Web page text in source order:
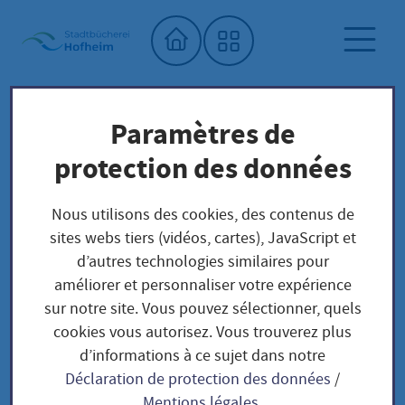
Accueil"
Bibliothèque municipale Offres numériques
NOUVEAU : kompreno
NOUVEAU : kompreno
kompreno
Paramètres de
protection des données
Nous utilisons des cookies, des contenus de
sites webs tiers (vidéos, cartes), JavaScript et
d’autres technologies similaires pour
améliorer et personnaliser votre expérience
sur notre site. Vous pouvez sélectionner, quels
cookies vous autorisez. Vous trouverez plus
d’informations à ce sujet dans notre
Déclaration de protection des données /